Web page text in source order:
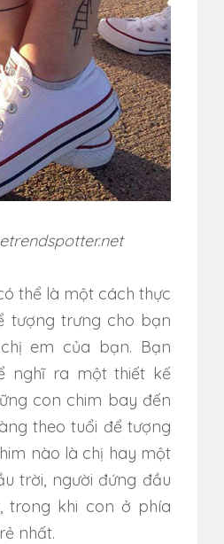
thể là một cách thực
tượng trưng cho bạn
em của bạn. Bạn
nghĩ ra một thiết kế
con chim bay đến
theo tuổi để tượng
nào là chị hay một
trời, người đứng đầu
trong khi con ở phía
nhất.